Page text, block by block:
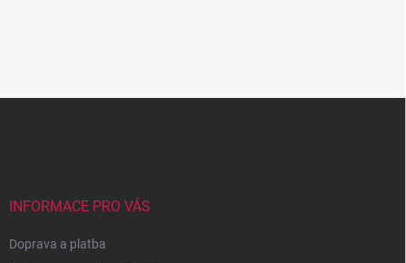
INFORMACE PRO VÁS
Doprava a platba